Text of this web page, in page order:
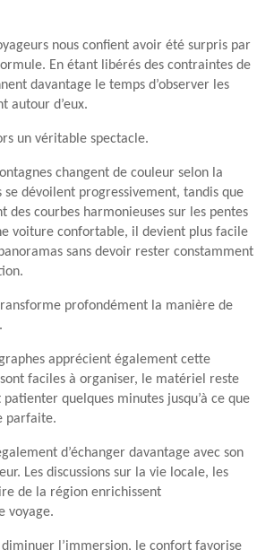
nous confient avoir été surpris par
En étant libérés des contraintes de
davantage le temps d’observer les
autour d’eux.
un véritable spectacle.
changent de couleur selon la
se dévoilent progressivement, tandis que
des courbes harmonieuses sur les pentes
voiture confortable, il devient plus facile
sans devoir rester constamment
profondément la manière de
apprécient également cette
faciles à organiser, le matériel reste
patienter quelques minutes jusqu’à ce que
parfaite.
d’échanger davantage avec son
Les discussions sur la vie locale, les
de la région enrichissent
voyage.
l’immersion, le confort favorise